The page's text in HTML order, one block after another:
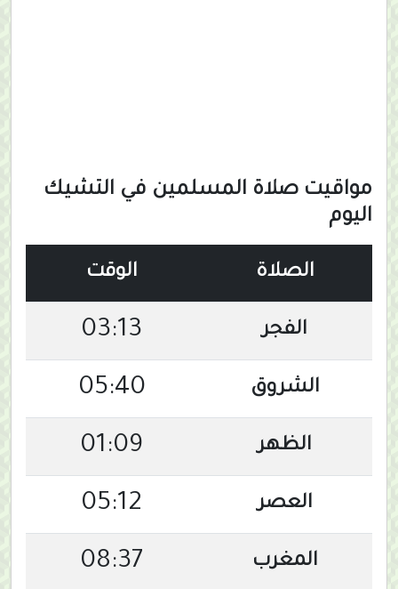
مواقيت صلاة المسلمين في التشيك
اليوم
الصلاة الوقت
الفجر 03:13
الشروق 05:40
الظهر 01:09
العصر 05:12
المغرب 08:37